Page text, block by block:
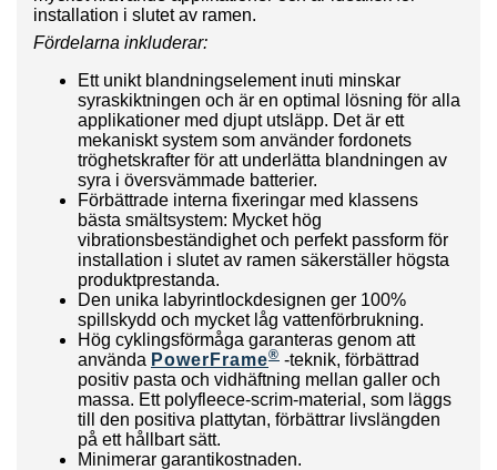
installation i slutet av ramen.
Fördelarna inkluderar:
Ett unikt blandningselement inuti minskar
syraskiktningen och är en optimal lösning för alla
applikationer med djupt utsläpp. Det är ett
mekaniskt system som använder fordonets
tröghetskrafter för att underlätta blandningen av
syra i översvämmade batterier.
Förbättrade interna fixeringar med klassens
bästa smältsystem: Mycket hög
vibrationsbeständighet och perfekt passform för
installation i slutet av ramen säkerställer högsta
produktprestanda.
Den unika labyrintlockdesignen ger 100%
spillskydd och mycket låg vattenförbrukning.
Hög cyklingsförmåga garanteras genom att
använda PowerFrame® -teknik, förbättrad
positiv pasta och vidhäftning mellan galler och
massa. Ett polyfleece-scrim-material, som läggs
till den positiva plattytan, förbättrar livslängden
på ett hållbart sätt.
Minimerar garantikostnaden.